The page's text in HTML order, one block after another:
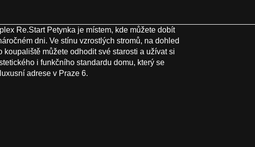
Re.Start Petynka je místem, kde můžete dobít
dni. Ve stínu vzrostlých stromů, na dohled
koupaliště můžete odhodit své starosti a užívat si
i funkčního standardu domu, který se
adrese v Praze 6.